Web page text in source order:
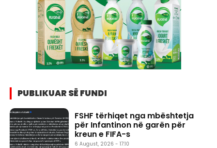
PUBLIKUAR SË FUNDI
FSHF tërhiqet nga mbështetja
për Infantinon në garën për
kreun e FIFA-s
6 August, 2026 - 17:10